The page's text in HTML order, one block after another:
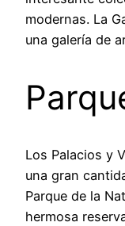
modernas. La
una galería de
Los Palacios y
una gran
Parque de la
hermosa